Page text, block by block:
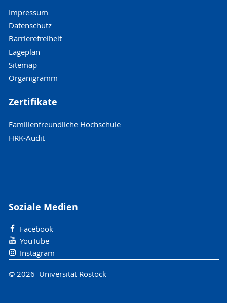
Impressum
Datenschutz
Barrierefreiheit
Lageplan
Sitemap
Organigramm
Zertifikate
Familienfreundliche Hochschule
HRK-Audit
Soziale Medien
Facebook
YouTube
Instagram
© 2026 Universität Rostock